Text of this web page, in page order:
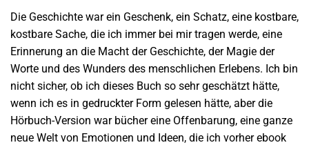
Die Geschichte war ein Geschenk, ein Schatz, eine kostbare,
kostbare Sache, die ich immer bei mir tragen werde, eine
Erinnerung an die Macht der Geschichte, der Magie der
Worte und des Wunders des menschlichen Erlebens. Ich bin
nicht sicher, ob ich dieses Buch so sehr geschätzt hätte,
wenn ich es in gedruckter Form gelesen hätte, aber die
Hörbuch-Version war bücher eine Offenbarung, eine ganze
neue Welt von Emotionen und Ideen, die ich vorher ebook